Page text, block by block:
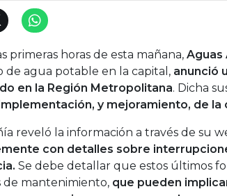
primeras horas de esta mañana, Aguas
de agua potable en la capital, anunció
en la Región Metropolitana. Dicha
y mejoramiento, de la
reveló la información a través de su
con detalles sobre
Se debe detallar que estos últimos
de mantenimiento, que pueden